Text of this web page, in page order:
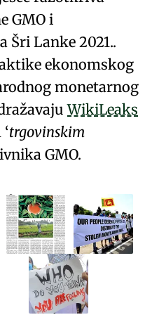
GMO i
Šri Lanke 2021..
ekonomskog
monetarnog
WikiLeaks
trgovinskim
GMO.